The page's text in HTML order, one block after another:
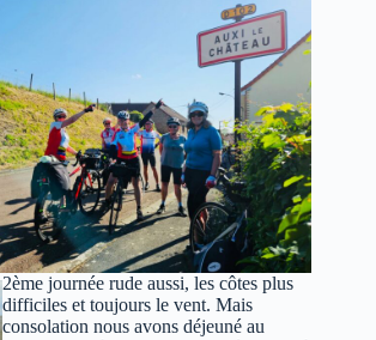
2ème journée rude aussi, les côtes plus
difficiles et toujours le vent. Mais
consolation nous avons déjeuné au